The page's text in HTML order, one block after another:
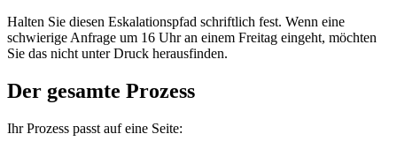
Halten Sie diesen Eskalationspfad schriftlich fest. Wenn eine
schwierige Anfrage um 16 Uhr an einem Freitag eingeht, möchten
Sie das nicht unter Druck herausfinden.
Der gesamte Prozess
Ihr Prozess passt auf eine Seite: